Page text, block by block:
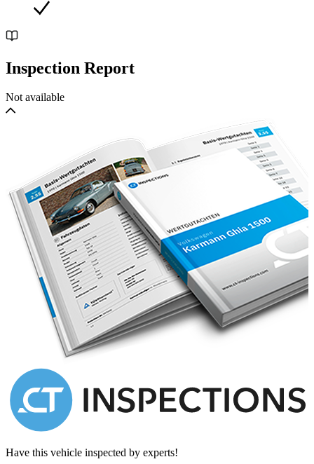
Inspection Report
Not available
Have this vehicle inspected by experts!